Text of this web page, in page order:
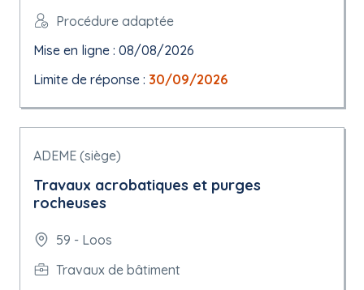
Procédure adaptée
Mise en ligne : 08/08/2026
Limite de réponse : 30/09/2026
ADEME (siège)
Travaux acrobatiques et purges
rocheuses
59 - Loos
Travaux de bâtiment